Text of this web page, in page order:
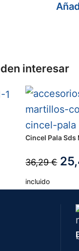
interesar
Cincel Pala Sds
36,29€
incluido